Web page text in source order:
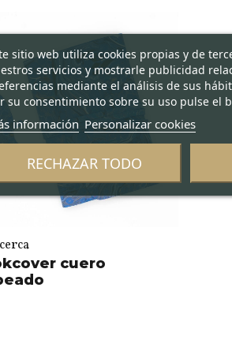
cuero
sitio web utiliza cookies propias y de
servicios y mostrarle publicidad
mediante el análisis de sus
su consentimiento sobre su uso pulse el
información Personalizar cookies
RECHAZAR TODO